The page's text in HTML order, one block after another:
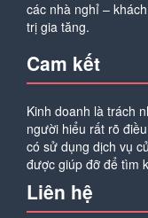
các nhà nghỉ –
trị gia tăng.
Cam kết
Kinh doanh là trách
người hiểu rất rõ
có sử dụng dịch vụ
được giúp đỡ để tìm
Liên hệ